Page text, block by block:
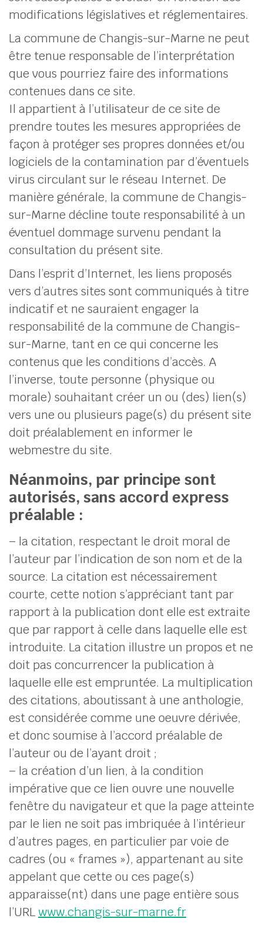
modifications législatives et réglementaires.
La commune de Changis-sur-Marne ne peut
être tenue responsable de l’interprétation
que vous pourriez faire des informations
contenues dans ce site.
Il appartient à l’utilisateur de ce site de
prendre toutes les mesures appropriées de
façon à protéger ses propres données et/ou
logiciels de la contamination par d’éventuels
virus circulant sur le réseau Internet. De
manière générale, la commune de Changis-
sur-Marne décline toute responsabilité à un
éventuel dommage survenu pendant la
consultation du présent site.
Dans l’esprit d’Internet, les liens proposés
vers d’autres sites sont communiqués à titre
indicatif et ne sauraient engager la
responsabilité de la commune de Changis-
sur-Marne, tant en ce qui concerne les
contenus que les conditions d’accès. A
l’inverse, toute personne (physique ou
morale) souhaitant créer un ou (des) lien(s)
vers une ou plusieurs page(s) du présent site
doit préalablement en informer le
webmestre du site.
Néanmoins, par principe sont
autorisés, sans accord express
préalable :
– la citation, respectant le droit moral de
l’auteur par l’indication de son nom et de la
source. La citation est nécessairement
courte, cette notion s’appréciant tant par
rapport à la publication dont elle est extraite
que par rapport à celle dans laquelle elle est
introduite. La citation illustre un propos et ne
doit pas concurrencer la publication à
laquelle elle est empruntée. La multiplication
des citations, aboutissant à une anthologie,
est considérée comme une oeuvre dérivée,
et donc soumise à l’accord préalable de
l’auteur ou de l’ayant droit ;
– la création d’un lien, à la condition
impérative que ce lien ouvre une nouvelle
fenêtre du navigateur et que la page atteinte
par le lien ne soit pas imbriquée à l’intérieur
d’autres pages, en particulier par voie de
cadres (ou « frames »), appartenant au site
appelant que cette ou ces page(s)
apparaisse(nt) dans une page entière sous
l’URL www.changis-sur-marne.fr